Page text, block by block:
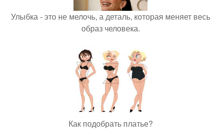
Улыбка - это не мелочь, а деталь, которая меняет весь
образ человека.
Как подобрать платье?